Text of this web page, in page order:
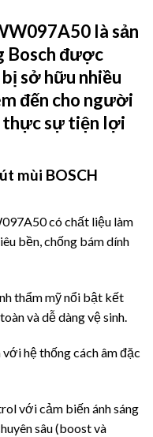
là sản
Bosch được
sở hữu nhiều
đến cho người
thực sự tiện lợi
mùi BOSCH
có chất liệu làm
bền, chống bám dính
thẩm mỹ nổi bật kết
và dễ dàng vệ sinh.
hệ thống cách âm đặc
với cảm biến ánh sáng
sâu (boost và